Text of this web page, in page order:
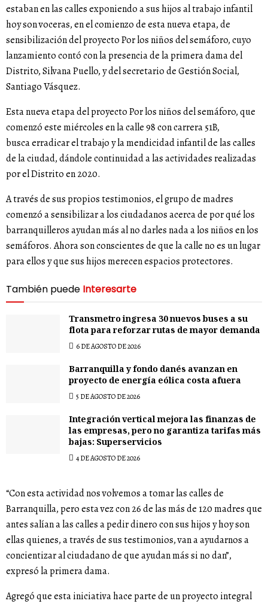
estaban en las calles exponiendo a sus hijos al trabajo infantil
hoy son voceras, en el comienzo de esta nueva etapa, de
sensibilización del proyecto Por los niños del semáforo, cuyo
lanzamiento contó con la presencia de la primera dama del
Distrito, Silvana Puello, y del secretario de Gestión Social,
Santiago Vásquez.
Esta nueva etapa del proyecto Por los niños del semáforo, que
comenzó este miércoles en la calle 98 con carrera 51B,
busca erradicar el trabajo y la mendicidad infantil de las calles
de la ciudad, dándole continuidad a las actividades realizadas
por el Distrito en 2020.
A través de sus propios testimonios, el grupo de madres
comenzó a sensibilizar a los ciudadanos acerca de por qué los
barranquilleros ayudan más al no darles nada a los niños en los
semáforos. Ahora son conscientes de que la calle no es un lugar
para ellos y que sus hijos merecen espacios protectores.
También puede Interesarte
Transmetro ingresa 30 nuevos buses a su
flota para reforzar rutas de mayor demanda
6 DE AGOSTO DE 2026
Barranquilla y fondo danés avanzan en
proyecto de energía eólica costa afuera
5 DE AGOSTO DE 2026
Integración vertical mejora las finanzas de
las empresas, pero no garantiza tarifas más
bajas: Superservicios
4 DE AGOSTO DE 2026
“Con esta actividad nos volvemos a tomar las calles de
Barranquilla, pero esta vez con 26 de las más de 120 madres que
antes salían a las calles a pedir dinero con sus hijos y hoy son
ellas quienes, a través de sus testimonios, van a ayudarnos a
concientizar al ciudadano de que ayudan más si no dan”,
expresó la primera dama.
Agregó que esta iniciativa hace parte de un proyecto integral